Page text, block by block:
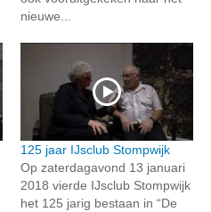
nieuwe...
125 jaar IJsclub Stompwijk
Op zaterdagavond 13 januari
2018 vierde IJsclub Stompwijk
het 125 jarig bestaan in “De